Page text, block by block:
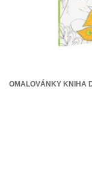
OMALOVÁNKY KNIHA